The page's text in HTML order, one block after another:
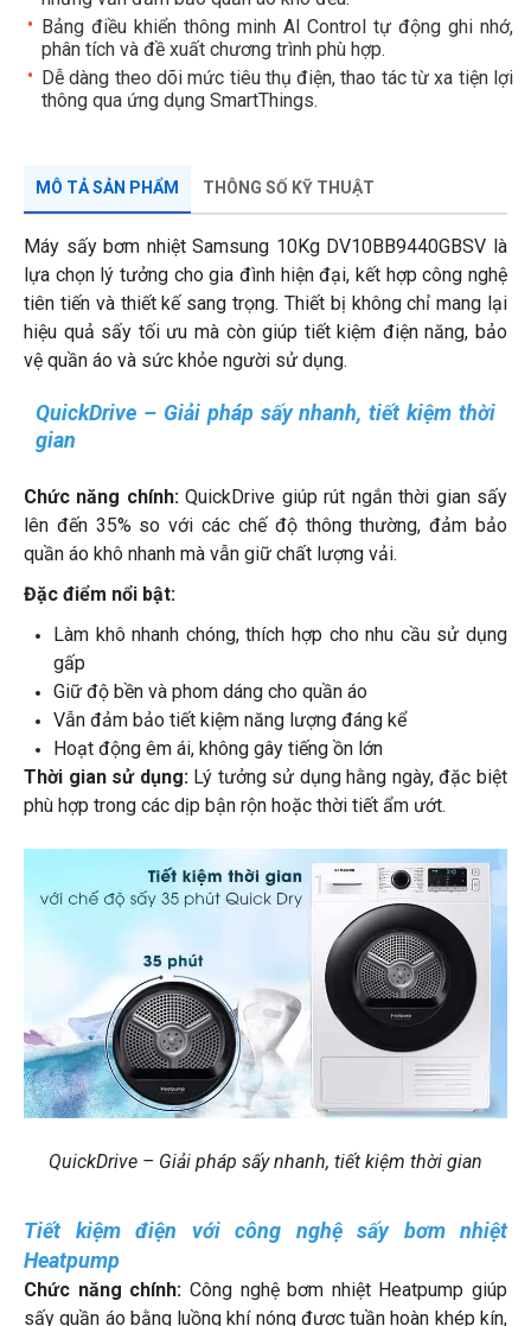
Bảng điều khiển thông minh AI Control tự động ghi nhớ,
phân tích và đề xuất chương trình phù hợp.
Dễ dàng theo dõi mức tiêu thụ điện, thao tác từ xa tiện lợi
thông qua ứng dụng SmartThings.
MÔ TẢ SẢN PHẨM THÔNG SỐ KỸ THUẬT
Máy sấy bơm nhiệt Samsung 10Kg DV10BB9440GBSV là
lựa chọn lý tưởng cho gia đình hiện đại, kết hợp công nghệ
tiên tiến và thiết kế sang trọng. Thiết bị không chỉ mang lại
hiệu quả sấy tối ưu mà còn giúp tiết kiệm điện năng, bảo
vệ quần áo và sức khỏe người sử dụng.
QuickDrive – Giải pháp sấy nhanh, tiết kiệm thời
gian
Chức năng chính:QuickDrive giúp rút ngắn thời gian sấy
lên đến 35% so với các chế độ thông thường, đảm bảo
quần áo khô nhanh mà vẫn giữ chất lượng vải.
Đặc điểm nổi bật:
Làm khô nhanh chóng, thích hợp cho nhu cầu sử dụng
gấp
Giữ độ bền và phom dáng cho quần áo
Vẫn đảm bảo tiết kiệm năng lượng đáng kể
Hoạt động êm ái, không gây tiếng ồn lớn
Thời gian sử dụng:Lý tưởng sử dụng hằng ngày, đặc biệt
phù hợp trong các dịp bận rộn hoặc thời tiết ẩm ướt.
QuickDrive – Giải pháp sấy nhanh, tiết kiệm thời gian
Tiết kiệm điện với công nghệ sấy bơm nhiệt
Heatpump
Chức năng chính: Công nghệ bơm nhiệt Heatpump giúp
sấy quần áo bằng luồng khí nóng được tuần hoàn khép kín,